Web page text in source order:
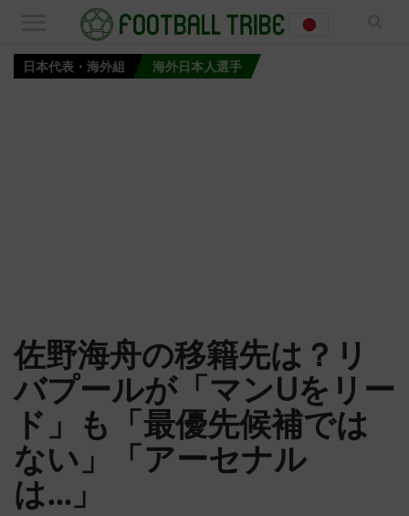
日本代表・海外組 海外日本人選手
佐野海舟の移籍先は？リ
バプールが「マンUをリー
ド」も「最優先候補では
ない」「アーセナル
は…」